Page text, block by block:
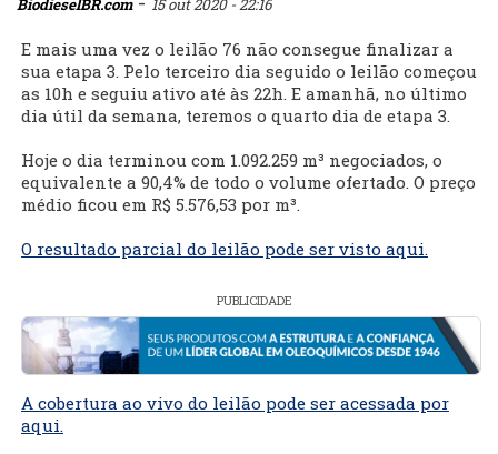
BiodieselBR.com 15 out 2020 - 22:16
E mais uma vez o leilão 76 não consegue finalizar a
sua etapa 3. Pelo terceiro dia seguido o leilão começou
as 10h e seguiu ativo até às 22h. E amanhã, no último
dia útil da semana, teremos o quarto dia de etapa 3.
Hoje o dia terminou com 1.092.259 m³ negociados, o
equivalente a 90,4% de todo o volume ofertado. O preço
médio ficou em R$ 5.576,53 por m³.
O resultado parcial do leilão pode ser visto aqui.
PUBLICIDADE
A cobertura ao vivo do leilão pode ser acessada por
aqui.